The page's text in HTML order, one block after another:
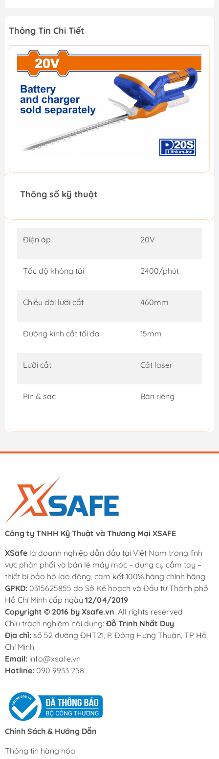
Thông Tin Chi Tiết
Thông số kỹ thuật
Điện áp 20V
Tốc độ không tải 2400/phút
Chiều dài lưỡi cắt 460mm
Đường kính cắt tối đa 15mm
Lưỡi cắt Cắt laser
Pin & sạc Bán riêng
Công ty TNHH Kỹ Thuật và Thương Mại XSAFE
XSafe là doanh nghiệp dẫn đầu tại Việt Nam trong lĩnh
vực phân phối và bán lẻ máy móc – dụng cụ cầm tay –
thiết bị bảo hộ lao động, cam kết 100% hàng chính hãng.
GPKD: 0315625855 do Sở Kế hoạch và Đầu tư Thành phố
Hồ Chí Minh cấp ngày 12/04/2019
Copyright © 2016 by Xsafe.vn. All rights reserved
Chịu trách nghiệm nội dung: Đỗ Trịnh Nhất Duy
Địa chỉ: số 52 đường ĐHT21, P. Đông Hưng Thuận, TP Hồ
Chí Minh
Email: info@xsafe.vn
Hotline: 090 9933 258
Chính Sách & Hướng Dẫn
Thông tin hàng hóa